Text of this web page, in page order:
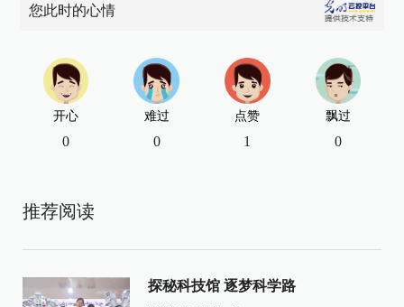
您此时的心情
开心
0
难过
0
点赞
1
飘过
0
推荐阅读
探秘科技馆 逐梦科学路